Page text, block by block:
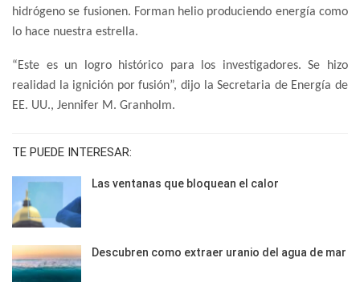
hidrógeno se fusionen. Forman helio produciendo energía como
lo hace nuestra estrella.
“Este es un logro histórico para los investigadores. Se hizo
realidad la ignición por fusión”, dijo la Secretaria de Energía de
EE. UU., Jennifer M. Granholm.
TE PUEDE INTERESAR:
Las ventanas que bloquean el calor
Descubren como extraer uranio del agua de mar